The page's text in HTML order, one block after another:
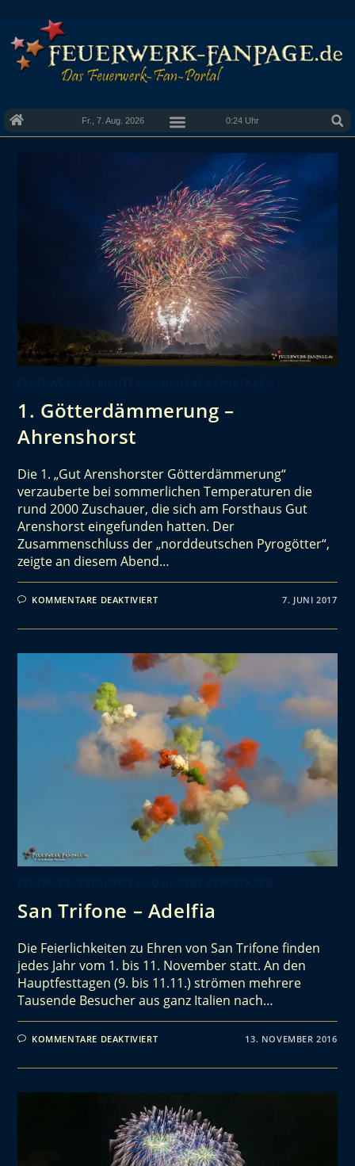
Fr., 7. Aug. 2026 0:24 Uhr
1. Götterdämmerung –
Ahrenshorst
Die 1. „Gut Arenshorster Götterdämmerung“
verzauberte bei sommerlichen Temperaturen die
rund 2000 Zuschauer, die sich am Forsthaus Gut
Arenshorst eingefunden hatten. Der
Zusammenschluss der „norddeutschen Pyrogötter“,
zeigte an diesem Abend…
KOMMENTARE DEAKTIVIERT 7. JUNI 2017
San Trifone – Adelfia
Die Feierlichkeiten zu Ehren von San Trifone finden
jedes Jahr vom 1. bis 11. November statt. An den
Hauptfesttagen (9. bis 11.11.) strömen mehrere
Tausende Besucher aus ganz Italien nach…
KOMMENTARE DEAKTIVIERT 13. NOVEMBER 2016